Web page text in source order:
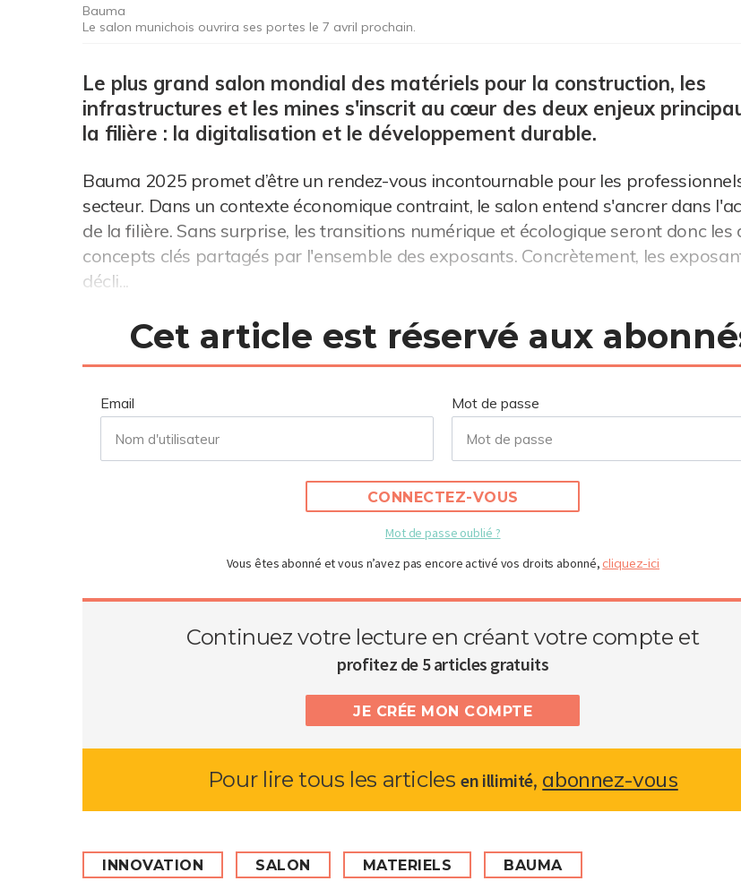
Bauma
Le salon munichois ouvrira ses portes le 7 avril prochain.
Le plus grand salon mondial des matériels pour la construction, les
infrastructures et les mines s'inscrit au cœur des deux enjeux
la filière : la digitalisation et le développement durable.
Bauma 2025 promet d’être un rendez-vous incontournable pour les
secteur. Dans un contexte économique contraint, le salon entend s'ancrer dans
de la filière. Sans surprise, les transitions numérique et écologique seront donc les
concepts clés partagés par l'ensemble des exposants. Concrètement, les
décli...
Cet article est réservé aux
Email Mot de passe
CONNECTEZ-VOUS
Mot de passe oublié ?
Vous êtes abonné et vous n’avez pas encore activé vos droits abonné, cliquez-ici
Continuez votre lecture en créant votre compte et
profitez de 5 articles gratuits
JE CRÉE MON COMPTE
Pour lire tous les articlesen illimité, abonnez-vous
INNOVATION SALON MATERIELS BAUMA